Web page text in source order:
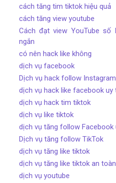
cách tăng tim tiktok hiệu quả
cách tăng view youtube
Cách đạt view YouTube
ngắn
có nên hack like không
dịch vụ facebook
Dịch vụ hack follow Instagram
dịch vụ hack like facebook uy
dịch vụ hack tim tiktok
dịch vụ like tiktok
dịch vụ tăng follow Facebook
Dịch vụ tăng follow TikTok
dịch vụ tăng like tiktok
dịch vụ tăng like tiktok an toàn
dịch vụ youtube